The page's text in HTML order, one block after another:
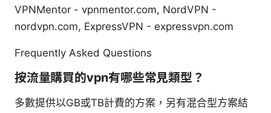
VPNMentor - vpnmentor.com, NordVPN -
nordvpn.com, ExpressVPN - expressvpn.com
Frequently Asked Questions
按流量購買的vpn有哪些常見類型？
多數提供以GB或TB計費的方案，另有混合型方案結